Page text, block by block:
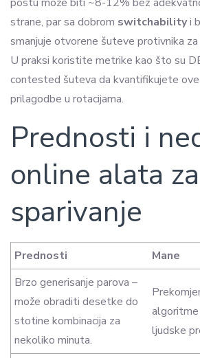
strane, par sa dobrom switchabilityi
smanjuje otvorene šuteve protivnika
U praksi koristite metrike kao što su
contested šuteva da kvantifikujete
prilagodbe u rotacijama.
Prednosti i
online alata za
sparivanje
Prednosti
Mane
Brzo generisanje parova –
može obraditi desetke do
stotine kombinacija za
nekoliko minuta.
ljudske